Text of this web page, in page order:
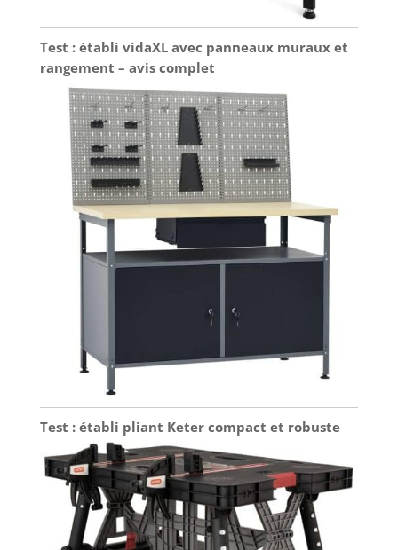
Test : établi vidaXL avec panneaux muraux et
rangement – avis complet
Test : établi pliant Keter compact et robuste